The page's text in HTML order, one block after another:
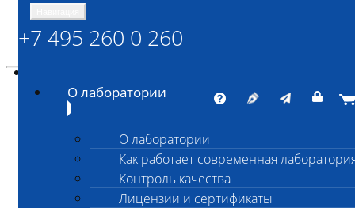
ШАНС БИО
Независимая ветеринарная лаборатория
+7 495 260 0 260
О лаборатории
О лаборатории
Как работает современная
Контроль качества
Лицензии и сертификаты